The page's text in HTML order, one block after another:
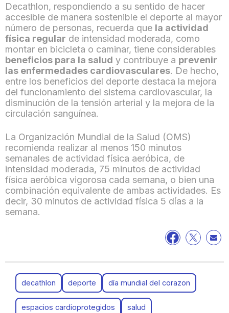
Decathlon, respondiendo a su sentido de hacer
accesible de manera sostenible el deporte al mayor
número de personas, recuerda que la actividad
física regular de intensidad moderada, como
montar en bicicleta o caminar, tiene considerables
beneficios para la salud y contribuye a prevenir
las enfermedades cardiovasculares. De hecho,
entre los beneficios del deporte destaca la mejora
del funcionamiento del sistema cardiovascular, la
disminución de la tensión arterial y la mejora de la
circulación sanguínea.
La Organización Mundial de la Salud (OMS)
recomienda realizar al menos 150 minutos
semanales de actividad física aeróbica, de
intensidad moderada, 75 minutos de actividad
física aeróbica vigorosa cada semana, o bien una
combinación equivalente de ambas actividades. Es
decir, 30 minutos de actividad física 5 días a la
semana.
decathlon deporte día mundial del corazon
espacios cardioprotegidos salud